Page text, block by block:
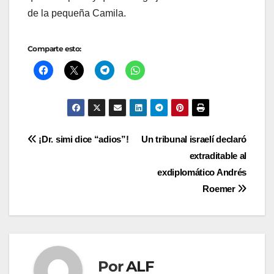
de la pequeña Camila.
Comparte esto:
Navegación
Un tribunal israelí declaró
extraditable al
exdiplomático Andrés
Roemer
¡Dr. simi dice “adios”!
PorALF